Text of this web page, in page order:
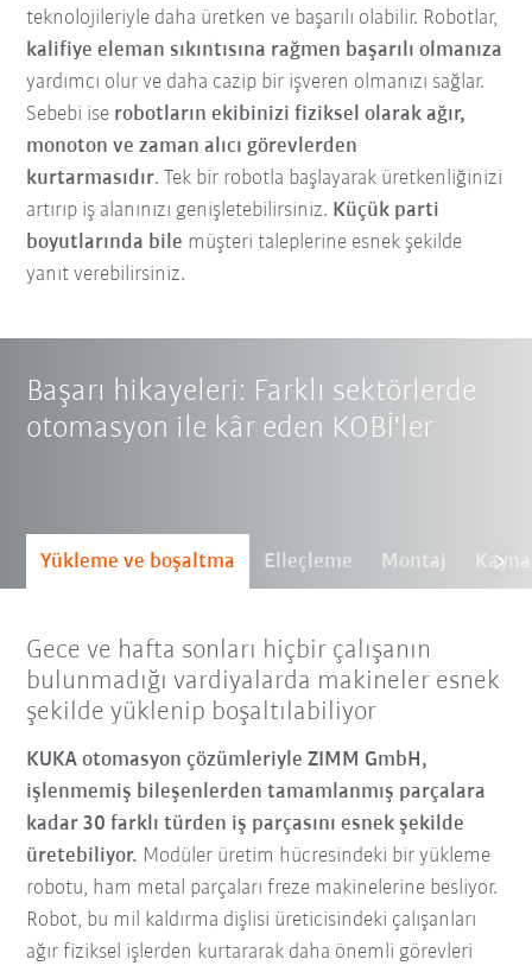
teknolojileriyle daha üretken ve başarılı olabilir. Robotlar,
kalifiye eleman sıkıntısına rağmen başarılı olmanıza
yardımcı olur ve daha cazip bir işveren olmanızı sağlar.
Sebebi ise robotların ekibinizi fiziksel olarak ağır,
monoton ve zaman alıcı görevlerden
kurtarmasıdır. Tek bir robotla başlayarak üretkenliğinizi
artırıp iş alanınızı genişletebilirsiniz. Küçük parti
boyutlarında bile müşteri taleplerine esnek şekilde
yanıt verebilirsiniz.
Başarı hikayeleri: Farklı sektörlerde
otomasyon ile kâr eden KOBİ'ler
Yükleme ve boşaltma Elleçleme Montaj
Gece ve hafta sonları hiçbir çalışanın
bulunmadığı vardiyalarda makineler esnek
şekilde yüklenip boşaltılabiliyor
KUKA otomasyon çözümleriyle ZIMM GmbH,
işlenmemiş bileşenlerden tamamlanmış parçalara
kadar 30 farklı türden iş parçasını esnek şekilde
üretebiliyor. Modüler üretim hücresindeki bir yükleme
robotu, ham metal parçaları freze makinelerine besliyor.
Robot, bu mil kaldırma dişlisi üreticisindeki çalışanları
ağır fiziksel işlerden kurtararak daha önemli görevleri